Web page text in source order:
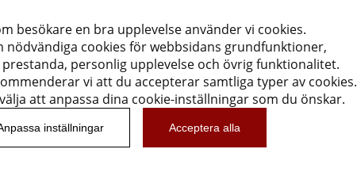
besökare en bra upplevelse använder vi cookies.
nödvändiga cookies för webbsidans grundfunktioner,
personlig upplevelse och övrig funktionalitet.
vi att du accepterar samtliga typer av cookies.
att anpassa dina cookie-inställningar som du önskar.
inställningar Acceptera alla